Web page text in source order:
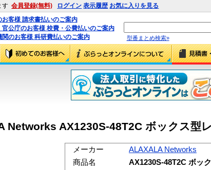
す 会員登録(無料) ログイン 表示履歴 お気に入りを見る
お客様 請求書払いのご案内
官公庁のお客様 校費・公費払いのご案内
関のお客様 科研費払いのご案内
型番まとめ検索»
Networks AX1230S-48T2C ボックス型
メーカー
ALAXALA Networks
商品名
AX1230S-48T2C ボッ